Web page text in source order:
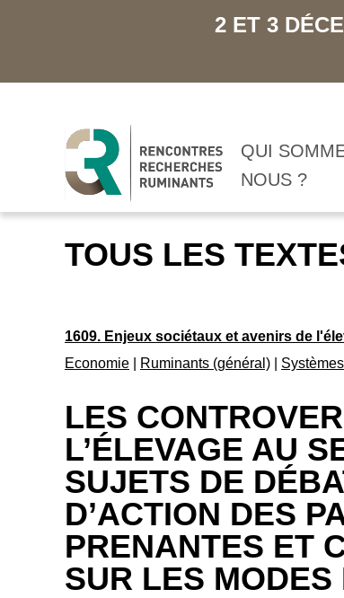
2 ET 3
QUI
NOUS ?
TOUS LES
1609. Enjeux sociétaux et avenirs de
Economie
Ruminants (général)
LES
L’ÉLEVAGE AU
SUJETS DE
D’ACTION DES
PRENANTES ET
SUR LES MODES